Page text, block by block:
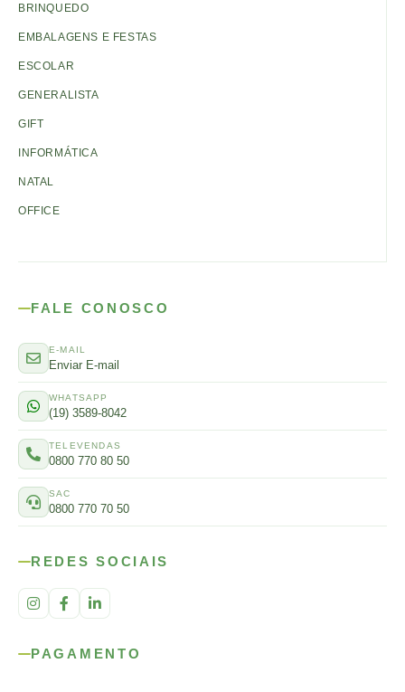
BRINQUEDO
EMBALAGENS E FESTAS
ESCOLAR
GENERALISTA
GIFT
INFORMÁTICA
NATAL
OFFICE
FALE CONOSCO
E-MAIL
Enviar E-mail
WHATSAPP
(19) 3589-8042
TELEVENDAS
0800 770 80 50
SAC
0800 770 70 50
REDES SOCIAIS
PAGAMENTO